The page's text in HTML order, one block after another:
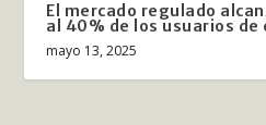
El mercado regulado
al 40% de los usuarios de
mayo 13, 2025